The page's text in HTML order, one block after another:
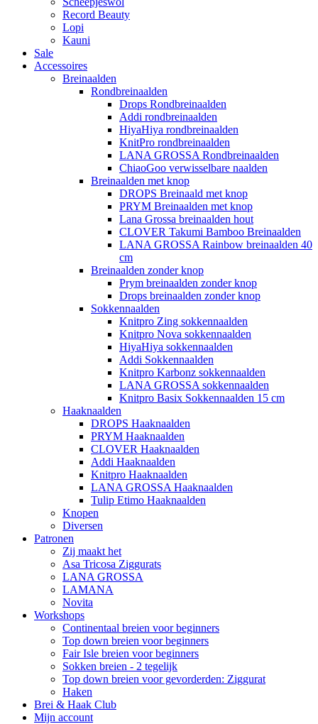
Record Beauty
Lopi
Kauni
Sale
Accessoires
Breinaalden
Rondbreinaalden
Drops Rondbreinaalden
Addi rondbreinaalden
HiyaHiya rondbreinaalden
KnitPro rondbreinaalden
LANA GROSSA Rondbreinaalden
ChiaoGoo verwisselbare naalden
Breinaalden met knop
DROPS Breinaald met knop
PRYM Breinaalden met knop
Lana Grossa breinaalden hout
CLOVER Takumi Bamboo Breinaalden
LANA GROSSA Rainbow breinaalden 40
cm
Breinaalden zonder knop
Prym breinaalden zonder knop
Drops breinaalden zonder knop
Sokkennaalden
Knitpro Zing sokkennaalden
Knitpro Nova sokkennaalden
HiyaHiya sokkennaalden
Addi Sokkennaalden
Knitpro Karbonz sokkennaalden
LANA GROSSA sokkennaalden
Knitpro Basix Sokkennaalden 15 cm
Haaknaalden
DROPS Haaknaalden
PRYM Haaknaalden
CLOVER Haaknaalden
Addi Haaknaalden
Knitpro Haaknaalden
LANA GROSSA Haaknaalden
Tulip Etimo Haaknaalden
Knopen
Diversen
Patronen
Zij maakt het
Asa Tricosa Ziggurats
LANA GROSSA
LAMANA
Novita
Workshops
Continentaal breien voor beginners
Top down breien voor beginners
Fair Isle breien voor beginners
Sokken breien - 2 tegelijk
Top down breien voor gevorderden: Ziggurat
Haken
Brei & Haak Club
Mijn account